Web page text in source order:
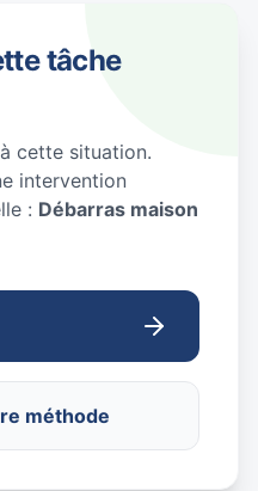
tâche
cette situation.
intervention
: Débarras maison
méthode